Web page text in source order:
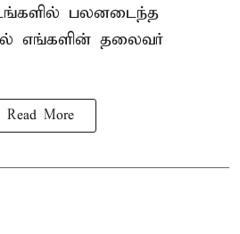
பலனடைந்த
எங்களின் தலைவர்
Read More